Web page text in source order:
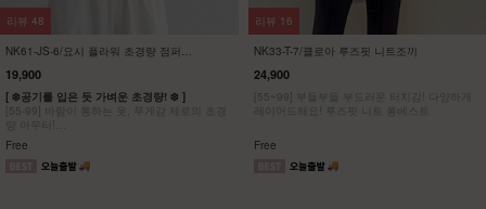
NK61-JS-6/요시 플라워 초경량 점퍼
19,900
[ ❄️공기를 입은 듯 가벼운 초경량! ❄️ ]
[55-99] 바람이 통하는 옷, 무게감 제로의 초경
공기를 입은 듯한 착용감에 로맨틱감성을 더한
디자인
Free
리뷰 48
NK33-T-7/클로아 루즈핏 니트조끼
24,900
[55~99] 부들부들 부드러운 터치감! 다양하게
Free
리뷰 16